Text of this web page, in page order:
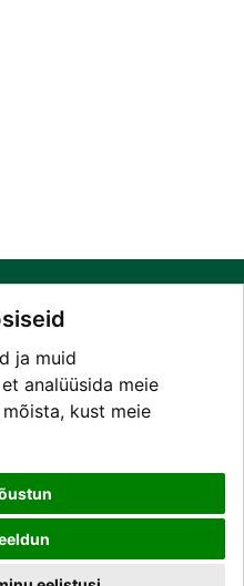
ja muid
analüüsida meie
kust meie
HAIGLA
Narva Haigla